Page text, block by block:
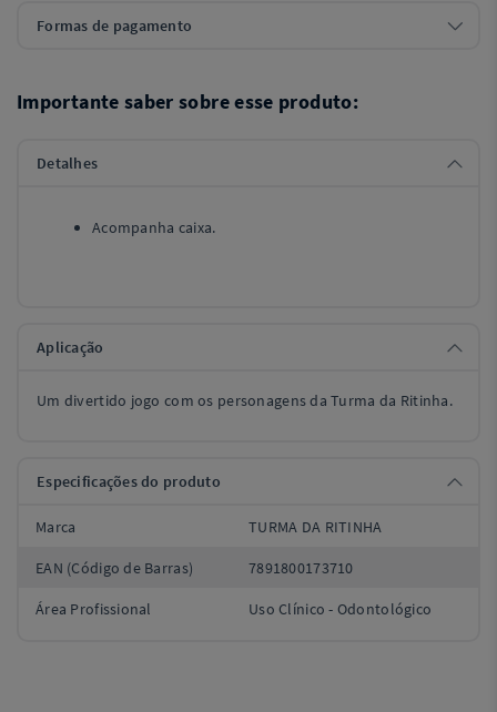
Formas de pagamento
Importante saber sobre esse produto:
Detalhes
Acompanha caixa.
Aplicação
Um divertido jogo com os personagens da Turma da Ritinha.
Especificações do produto
Marca TURMA DA RITINHA
EAN (Código de Barras) 7891800173710
Área Profissional Uso Clínico - Odontológico